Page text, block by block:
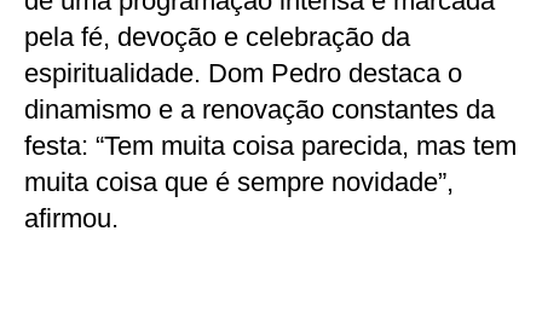
pela fé, devoção e celebração da
espiritualidade. Dom Pedro destaca o
dinamismo e a renovação constantes da
festa: “Tem muita coisa parecida, mas tem
muita coisa que é sempre novidade”,
afirmou.